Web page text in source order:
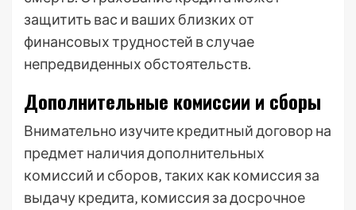
защитить вас и ваших близких от
финансовых трудностей в случае
непредвиденных обстоятельств.
Дополнительные комиссии и сборы
Внимательно изучите кредитный договор на
предмет наличия дополнительных
комиссий и сборов‚ таких как комиссия за
выдачу кредита‚ комиссия за досрочное